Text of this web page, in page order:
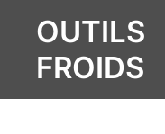
OUTILS
FROIDS